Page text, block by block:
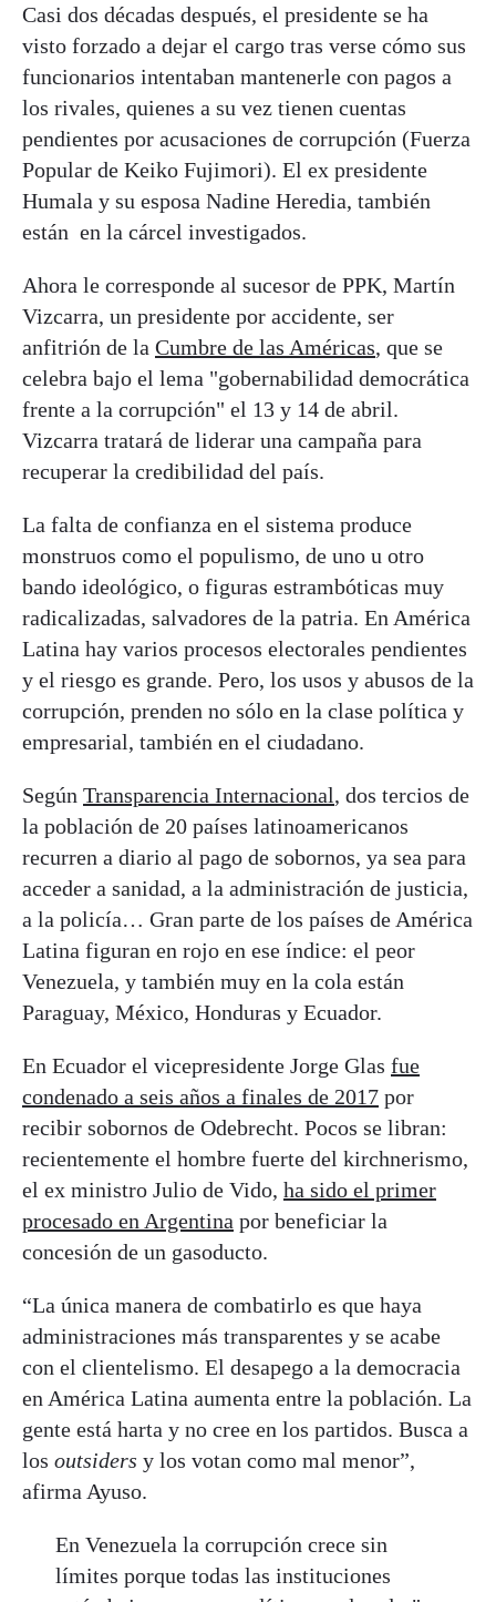
Casi dos décadas después, el presidente se ha
visto forzado a dejar el cargo tras verse cómo sus
funcionarios intentaban mantenerle con pagos a
los rivales, quienes a su vez tienen cuentas
pendientes por acusaciones de corrupción (Fuerza
Popular de Keiko Fujimori). El ex presidente
Humala y su esposa Nadine Heredia, también
están en la cárcel investigados.
Ahora le corresponde al sucesor de PPK, Martín
Vizcarra, un presidente por accidente, ser
anfitrión de la Cumbre de las Américas, que se
celebra bajo el lema "gobernabilidad democrática
frente a la corrupción" el 13 y 14 de abril.
Vizcarra tratará de liderar una campaña para
recuperar la credibilidad del país.
La falta de confianza en el sistema produce
monstruos como el populismo, de uno u otro
bando ideológico, o figuras estrambóticas muy
radicalizadas, salvadores de la patria. En América
Latina hay varios procesos electorales pendientes
y el riesgo es grande. Pero, los usos y abusos de la
corrupción, prenden no sólo en la clase política y
empresarial, también en el ciudadano.
Según Transparencia Internacional, dos tercios de
la población de 20 países latinoamericanos
recurren a diario al pago de sobornos, ya sea para
acceder a sanidad, a la administración de justicia,
a la policía… Gran parte de los países de América
Latina figuran en rojo en ese índice: el peor
Venezuela, y también muy en la cola están
Paraguay, México, Honduras y Ecuador.
En Ecuador el vicepresidente Jorge Glas fue
condenado a seis años a finales de 2017 por
recibir sobornos de Odebrecht. Pocos se libran:
recientemente el hombre fuerte del kirchnerismo,
el ex ministro Julio de Vido, ha sido el primer
procesado en Argentina por beneficiar la
concesión de un gasoducto.
“La única manera de combatirlo es que haya
administraciones más transparentes y se acabe
con el clientelismo. El desapego a la democracia
en América Latina aumenta entre la población. La
gente está harta y no cree en los partidos. Busca a
los outsiders y los votan como mal menor”,
afirma Ayuso.
En Venezuela la corrupción crece sin
límites porque todas las instituciones